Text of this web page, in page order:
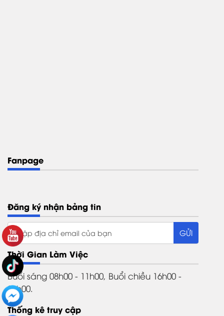
Fanpage
Đăng ký nhận bảng tin
Thời Gian Làm Việc
Buổi sáng 08h00 - 11h00, Buổi chiều 16h00 -
21h00.
Thống kê truy cập